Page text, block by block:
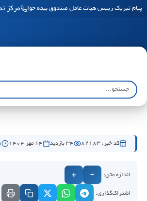
پیام تبریک رییس هیات عامل صندوق بیمه حوادث طبیعی
مرکز تماس :
کد خبر: 82183 34 بازدید ۱۴ مهر ۱۴۰۴
اندازه متن: −
+
اشتراک‌گذاری: